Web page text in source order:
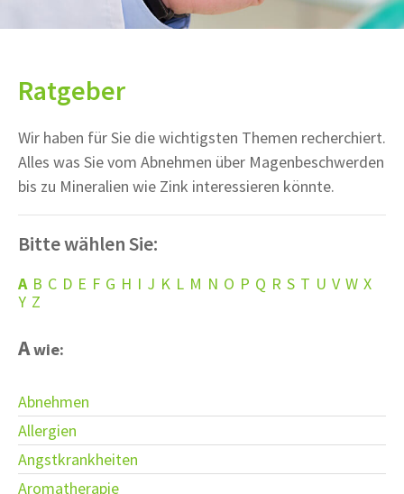
Ratgeber
Wir haben für Sie die wichtigsten Themen recherchiert.
Alles was Sie vom Abnehmen über Magenbeschwerden
bis zu Mineralien wie Zink interessieren könnte.
Bitte wählen Sie:
A B C D E F G H I J K L M N O P Q R S T U V W X
Y Z
Awie:
Abnehmen
Allergien
Angstkrankheiten
Aromatherapie